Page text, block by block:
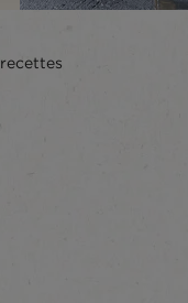
recettes